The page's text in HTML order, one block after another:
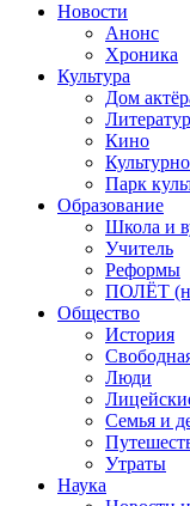
Новости
Анонс
Хроника
Культура
Дом
Кино
Парк
Образование
Школа и
Учитель
Реформы
ПОЛЁТ
Общество
История
Люди
Семья и
Утраты
Наука